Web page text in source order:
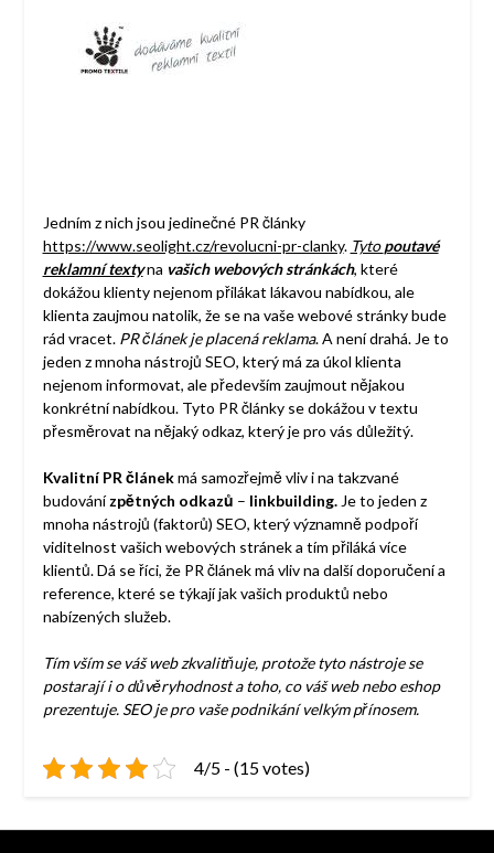
Jedním z nich jsou jedinečné PR články
https://www.seolight.cz/revolucni-pr-clanky. Tytopoutavé
reklamní texty na vašich webových stránkách, které
dokážou klienty nejenom přilákat lákavou nabídkou, ale
klienta zaujmou natolik, že se na vaše webové stránky bude
rád vracet. PR článek je placená reklama. A není drahá. Je to
jeden z mnoha nástrojů SEO, který má za úkol klienta
nejenom informovat, ale především zaujmout nějakou
konkrétní nabídkou. Tyto PR články se dokážou v textu
přesměrovat na nějaký odkaz, který je pro vás důležitý.
Kvalitní PR článekmá samozřejmě vliv i na takzvané
budovánízpětných odkazů – linkbuilding. Je to jeden z
mnoha nástrojů (faktorů) SEO, který významně podpoří
viditelnost vašich webových stránek a tím přiláká více
klientů. Dá se říci, že PR článek má vliv na další doporučení a
reference, které se týkají jak vašich produktů nebo
nabízených služeb.
Tím vším se váš web zkvalitňuje, protože tyto nástroje se
postarají i o důvěryhodnost a toho, co váš web nebo eshop
prezentuje. SEO je pro vaše podnikání velkým přínosem.
4/5 - (15 votes)